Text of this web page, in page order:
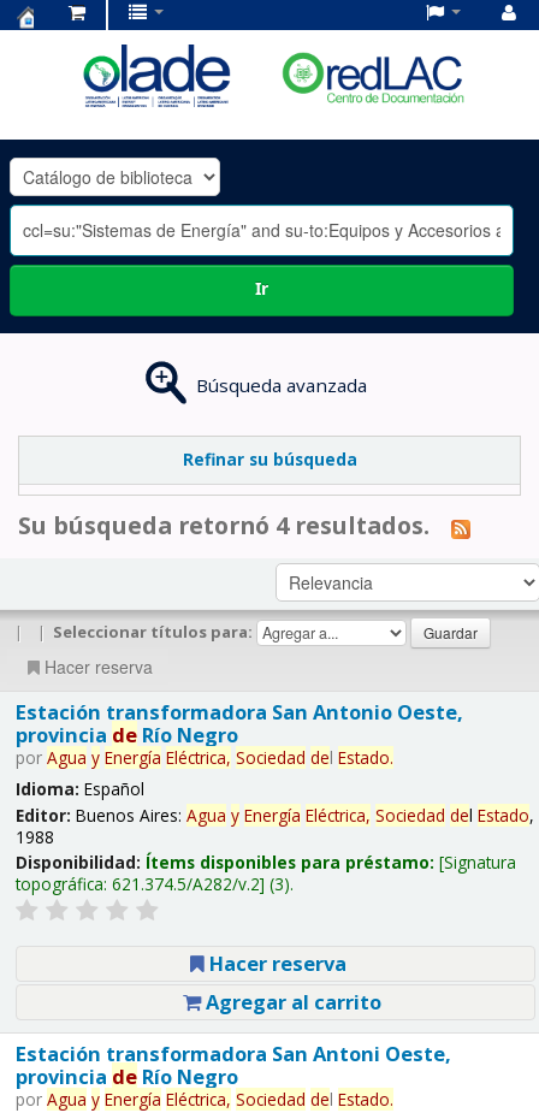
OLADE
-
Ir
Búsqueda avanzada
Refinar su búsqueda
Su búsqueda retornó 4 resultados.
| | Seleccionar títulos para:
Hacer reserva
Estación transformadora San Antonio Oeste,
provincia deRío Negro
por Agua y Energía Eléctrica, Sociedad del Estado.
Idioma: Español
Editor: Buenos Aires: Agua y Energía Eléctrica, Sociedad del Estado,
1988
Disponibilidad: Ítems disponibles para préstamo: Signatura
topográfica: 621.374.5/A282/v.2 (3).
Hacer reserva
Agregar al carrito
Estación transformadora San Antoni Oeste,
provincia deRío Negro
por Agua y Energía Eléctrica, Sociedad del Estado.